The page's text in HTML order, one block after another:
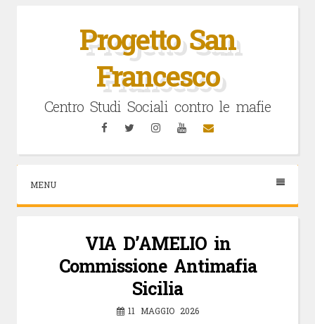
Progetto San
Francesco
Centro Studi Sociali contro le mafie
FacebookTwitterInstagramYouTubeEmail
MENU
VIA D’AMELIO in
Commissione Antimafia
Sicilia
11 MAGGIO 2026